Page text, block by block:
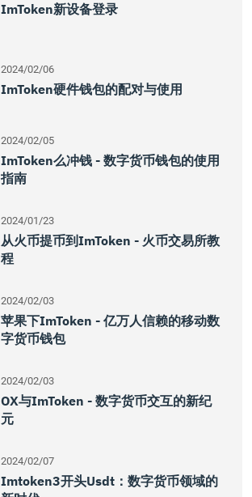
ImToken新设备登录
2024/02/06
ImToken硬件钱包的配对与使用
2024/02/05
ImToken么冲钱 - 数字货币钱包的使用
指南
2024/01/23
从火币提币到imToken - 火币交易所教
程
2024/02/03
苹果下imToken - 亿万人信赖的移动数
字货币钱包
2024/02/03
OX与imToken - 数字货币交互的新纪
元
2024/02/07
Imtoken3开头usdt：数字货币领域的